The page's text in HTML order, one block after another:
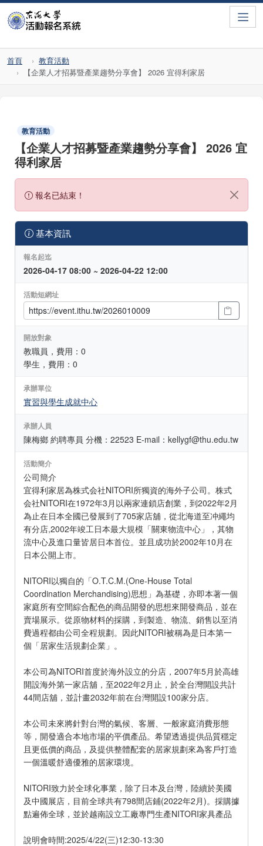
首頁
教育活動
【企業人才招募暨產業趨勢分享會】 2026 宜得利家居
教育活動
【企業人才招募暨產業趨勢分享會】 2026 宜
得利家居
報名已結束！
基本資訊
報名起迄
2026-04-17 08:00 ~ 2026-04-22 12:00
活動短網址
開放對象
教職員，費用：0
學生，費用：0
承辦單位
實習與學生成就中心
承辦人員
陳梅鄉 約聘專員 分機：22523 E-mail：kellygf@thu.edu.tw
活動簡介
公司簡介
宜得利家居為株式会社NITORI所獨資的海外子公司。株式
会社NITORI在1972年3月以兩家連鎖店創業，到2022年2月
為止在日本全國已發展到了705家店舖，從北海道至冲繩均
有分店,2002年竣工日本最大規模「關東物流中心」，其物
流中心及進口量皆居日本首位。並且成功於2002年10月在
日本公開上市。
NITORI以獨自的「O.T.C.M.(One-House Total
Coordination Merchandising)思想」為基礎，亦即本著一個
家庭所有空間綜合配色的商品開發的思想來開發商品，並在
賣場展示。從原物材料的採購，到製造、物流、銷售以至消
費過程都由公司全程規劃。因此NITORI被稱為是日本第一
個「居家生活規劃企業」。
本公司為NITORI首度於海外設立的分店，2007年5月於高雄
開設海外第一家店舖，至2022年2月止，於全台灣開設共計
44間店舖，並計畫2032年前在台灣開設100家分店。
本公司未來將針對台灣的氣候、客層、一般家庭消費形態
等，開發適合本地市場的平價產品。希望透過提供品質穩定
且更低價的商品，及提供整體配套的居家規劃來為客戶打造
一個溫暖舒適優雅的居家環境。
NITORI致力於全球化事業，除了日本及台灣，陸續於美國
及中國展店，目前全球共有798間店鋪(2022年2月)。採購據
點遍佈全球，並於越南設立工廠專門生產NITORI家具產品
說明會時間:2025/4/22(三)12:30-13:30